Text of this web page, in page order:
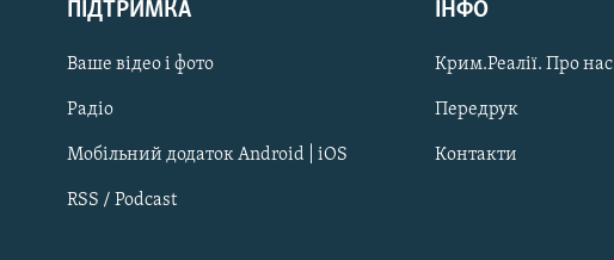
Qırımtatar
ДОЛУЧАЙСЯ!
ПІДТРИМКА
Ваше відео і фото
Радіо
Мобільний додаток Android | iOS
RSS / Podcast
ІНФО
Крим.Реалії. Про нас
Передрук
Контакти